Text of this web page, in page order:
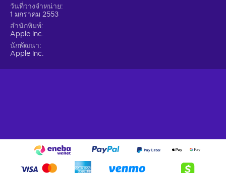
sizable and greatly catered library that you may browse.
Popular detective stories, interesting novels or even fanciful
fantasy tales, all can be found in one place and paid for with
one card, without involving your bank account! Plus, it’s a
good gift to a friend who also loves to read; who knows, you
might even start a book club.
iTunes? The same goes for TV shows too, as it allows you to
วันที่วางจำหน่าย
1 มกราคม 2553
สำนักพิมพ์
Apple Inc.
นักพัฒนา
Apple Inc.